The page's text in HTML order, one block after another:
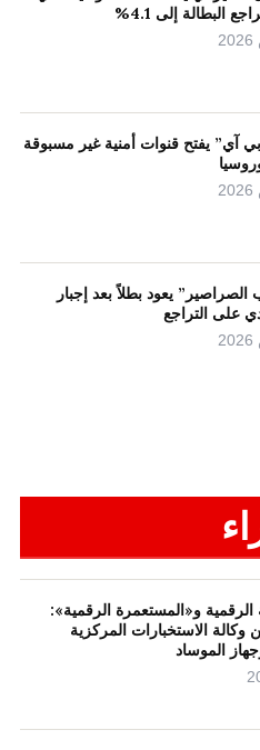
البطالة إلى 4.1%
آي” يفتح قنوات أمنية غير مسبوقة
يعود بطلاً بعد إجبار
على التراجع
الرقمية و«المستعمرة الرقمية»:
وكالة الاستخبارات المركزية
الموساد